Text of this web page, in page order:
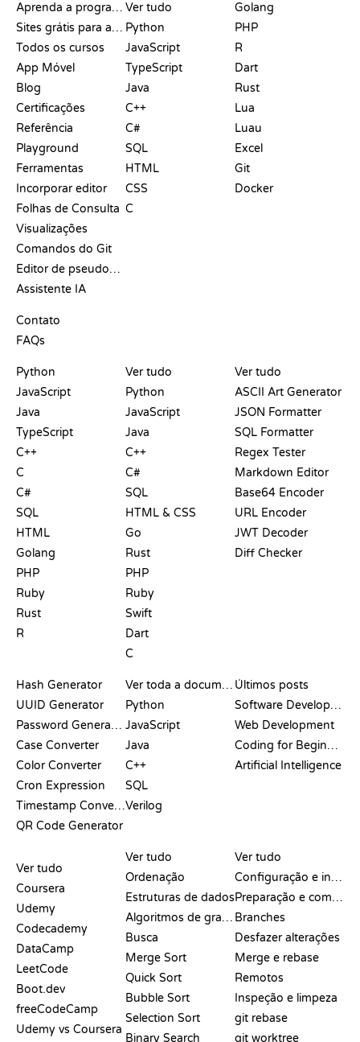
Aprenda a programar
Sites grátis para aprender a programar
Todos os cursos
App Móvel
Blog
Certificações
Referência
Playground
Ferramentas
Incorporar editor
Folhas de Consulta
Visualizações
Comandos do Git
Editor de pseudocódigo
Assistente IA
Contato
FAQs
Ver tudo
Python
JavaScript
TypeScript
Java
C++
C#
SQL
HTML
CSS
C
Golang
PHP
R
Dart
Rust
Lua
Luau
Excel
Git
Docker
Python
JavaScript
Java
TypeScript
C++
C
C#
SQL
HTML
Golang
PHP
Ruby
Rust
R
Ver tudo
Python
JavaScript
Java
C++
C#
SQL
HTML & CSS
Go
Rust
PHP
Ruby
Swift
Dart
C
Ver tudo
ASCII Art Generator
JSON Formatter
SQL Formatter
Regex Tester
Markdown Editor
Base64 Encoder
URL Encoder
JWT Decoder
Diff Checker
Hash Generator
UUID Generator
Password Generator
Case Converter
Color Converter
Cron Expression
Timestamp Converter
QR Code Generator
Ver toda a documentação
Python
JavaScript
Java
C++
SQL
Verilog
Últimos posts
Software Development
Web Development
Coding for Beginners
Artificial Intelligence
Ver tudo
Coursera
Udemy
Codecademy
DataCamp
LeetCode
Boot.dev
freeCodeCamp
Udemy vs Coursera
Ver tudo
Ordenação
Estruturas de dados
Algoritmos de grafos
Busca
Merge Sort
Quick Sort
Bubble Sort
Selection Sort
Binary Search
Ver tudo
Configuração e início
Preparação e commit
Branches
Desfazer alterações
Merge e rebase
Remotos
Inspeção e limpeza
git rebase
git worktree